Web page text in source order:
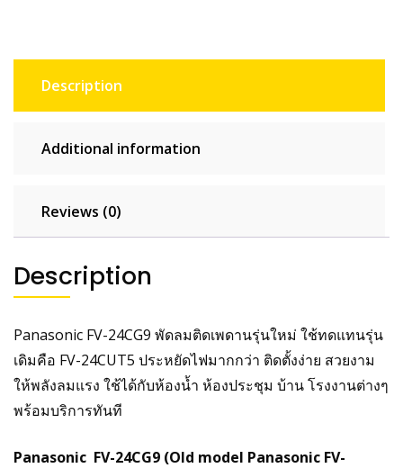
Description
Additional information
Reviews (0)
Description
Panasonic FV-24CG9 พัดลมติดเพดานรุ่นใหม่ ใช้ทดแทนรุ่น
เดิมคือ FV-24CUT5 ประหยัดไฟมากกว่า ติดตั้งง่าย สวยงาม
ให้พลังลมแรง ใช้ได้กับห้องน้ำ ห้องประชุม บ้าน โรงงานต่างๆ
พร้อมบริการทันที
Panasonic FV-24CG9 (Old model Panasonic FV-